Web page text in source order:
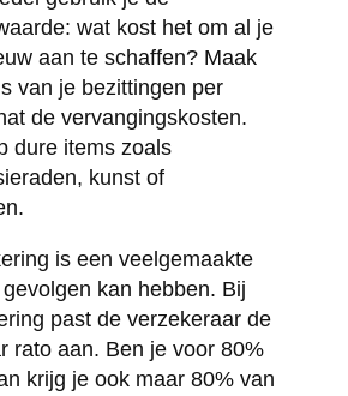
wat kost het om al je
aan te schaffen? Maak
van je bezittingen per
de vervangingskosten.
dure items zoals
kunst of
is een veelgemaakte
kan hebben. Bij
past de verzekeraar de
rato aan. Ben je voor 80%
krijg je ook maar 80% van